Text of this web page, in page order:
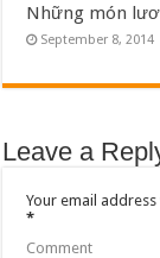
Những món
September 8, 2014
Leave a
Your email
*
Comment